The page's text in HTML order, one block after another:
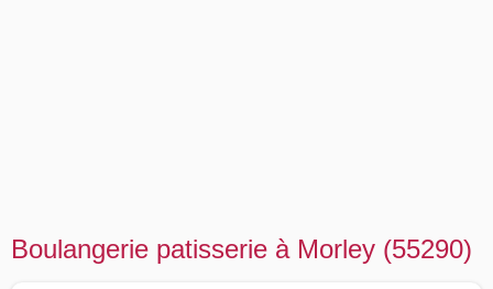
Boulangerie patisserie à Morley (55290)